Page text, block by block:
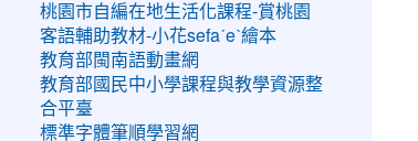
桃園市自編在地生活化課程-賞桃園
客語輔助教材-小花sefaˊeˋ繪本
教育部閩南語動畫網
教育部國民中小學課程與教學資源整
合平臺
標準字體筆順學習網